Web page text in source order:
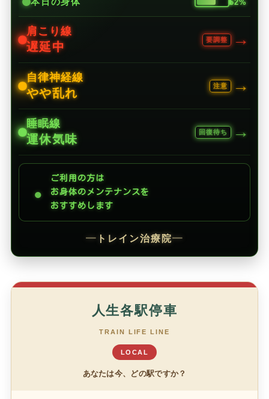
62%
肩こり線
遅延中
要調整 →
自律神経線
やや乱れ
注意 →
睡眠線
運休気味
回復待ち →
●
ご利用の方は
お身体のメンテナンスを
おすすめします
━ トレイン治療院━
人生各駅停車
TRAIN LIFE LINE
LOCAL
あなたは今、どの駅ですか？